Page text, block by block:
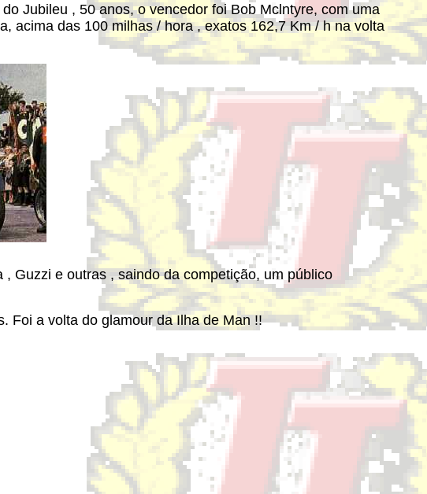
Jubileu , 50 anos, o vencedor foi Bob Mclntyre, com uma
acima das 100 milhas / hora , exatos 162,7 Km / h na volta
Guzzi e outras , saindo da competição, um público
Foi a volta do glamour da Ilha de Man !!